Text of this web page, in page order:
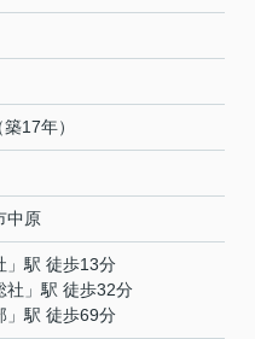
17年）
中原
」駅 徒歩13分
社 」駅 徒歩32分
」駅 徒歩69分